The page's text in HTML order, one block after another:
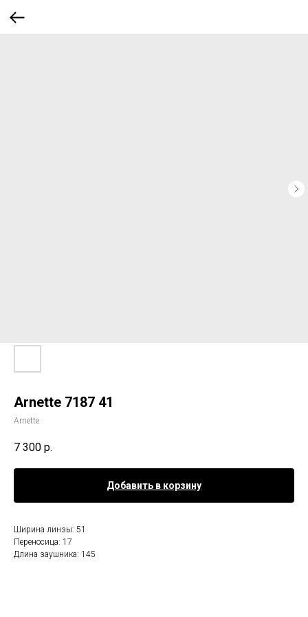
Arnette 7187 41
Arnette
7 300 р.
Добавить в корзину
Ширина линзы: 51
Переносица: 17
Длина заушника: 145